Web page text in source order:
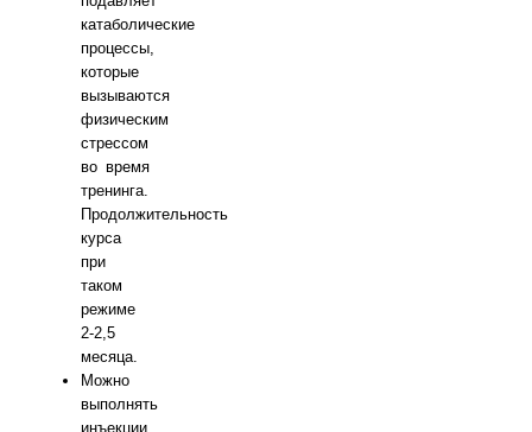
катаболические
процессы,
которые
вызываются
физическим
стрессом
во время
тренинга.
Продолжительность
курса
при
таком
режиме
2-2,5
месяца.
Можно
выполнять
инъекции